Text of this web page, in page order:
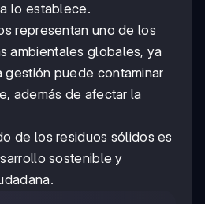
lo establece.
representan uno de los
ambientales globales, ya
gestión puede contaminar
además de afectar la
de los residuos sólidos es
sostenible y